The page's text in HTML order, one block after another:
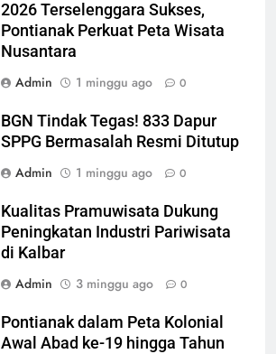
2026 Terselenggara Sukses,
Pontianak Perkuat Peta Wisata
Nusantara
Admin
1 minggu ago 0
BGN Tindak Tegas! 833 Dapur
SPPG Bermasalah Resmi Ditutup
Admin
1 minggu ago 0
Kualitas Pramuwisata Dukung
Peningkatan Industri Pariwisata
di Kalbar
Admin
3 minggu ago 0
Pontianak dalam Peta Kolonial
Awal Abad ke-19 hingga Tahun